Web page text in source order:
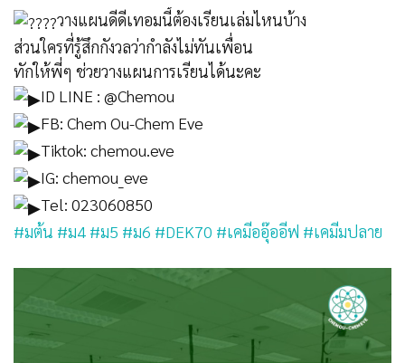
วางแผนดีดีเทอมนี้ต้องเรียนเล่มไหนบ้าง
ส่วนใครที่รู้สึกกังวลว่ากำลังไม่ทันเพื่อน
ทักให้พี่ๆ ช่วยวางแผนการเรียนได้นะคะ
ID LINE : @Chemou
FB: Chem Ou-Chem Eve
Tiktok: chemou.eve
IG: chemou_eve
Tel: 023060850
#มต้น #ม4 #ม5 #ม6 #DEK70 #เคมีออุ๊ออีฟ #เคมีมปลาย